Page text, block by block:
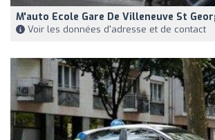
M'auto Ecole Gare De Villeneuve St
Voir les données d'adresse et de contact